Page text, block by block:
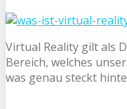
Virtual Reality gilt als
Bereich, welches
was genau steckt